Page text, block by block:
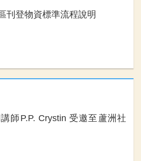
刊登物資標準流程說明
師P.P. Crystin 受邀至蘆洲社